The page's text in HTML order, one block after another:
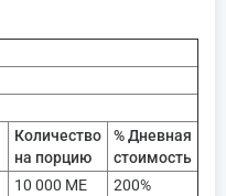
Количество
на порцию
% Дневная
стоимость
10 000 МЕ 200%